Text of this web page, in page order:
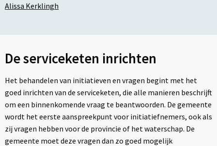
Alissa Kerklingh
De serviceketen inrichten
Het behandelen van initiatieven en vragen begint met het
goed inrichten van de serviceketen, die alle manieren beschrijft
om een binnenkomende vraag te beantwoorden. De gemeente
wordt het eerste aanspreekpunt voor initiatiefnemers, ook als
zij vragen hebben voor de provincie of het waterschap. De
gemeente moet deze vragen dan zo goed mogelijk